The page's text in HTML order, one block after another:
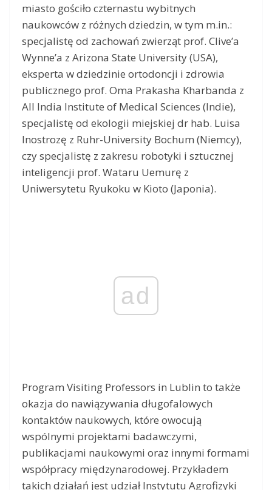
miasto gościło czternastu wybitnych
naukowców z różnych dziedzin, w tym m.in.:
specjalistę od zachowań zwierząt prof. Clive’a
Wynne’a z Arizona State University (USA),
eksperta w dziedzinie ortodoncji i zdrowia
publicznego prof. Oma Prakasha Kharbanda z
All India Institute of Medical Sciences (Indie),
specjalistę od ekologii miejskiej dr hab. Luisa
Inostrozę z Ruhr-University Bochum (Niemcy),
czy specjalistę z zakresu robotyki i sztucznej
inteligencji prof. Wataru Uemurę z
Uniwersytetu Ryukoku w Kioto (Japonia).
ad
Program Visiting Professors in Lublin to także
okazja do nawiązywania długofalowych
kontaktów naukowych, które owocują
wspólnymi projektami badawczymi,
publikacjami naukowymi oraz innymi formami
współpracy międzynarodowej. Przykładem
takich działań jest udział Instytutu Agrofizyki